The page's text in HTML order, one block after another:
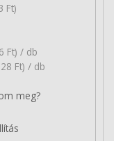
Ft)
Ft) / db
Ft) / db
meg?